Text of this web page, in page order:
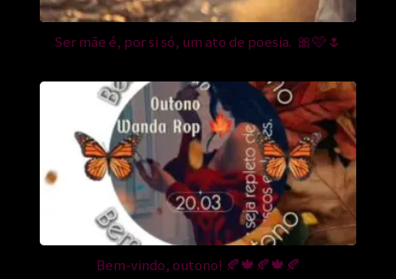
Ser mãe é, por si só, um ato de poesia. 🎀🩷🌷
Bem-vindo, outono! 🍂🍁🍂🍁🍂